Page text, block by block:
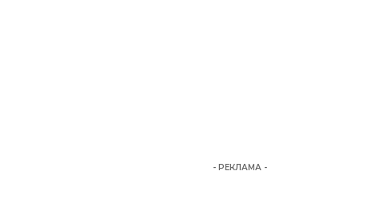
- РЕКЛАМА -